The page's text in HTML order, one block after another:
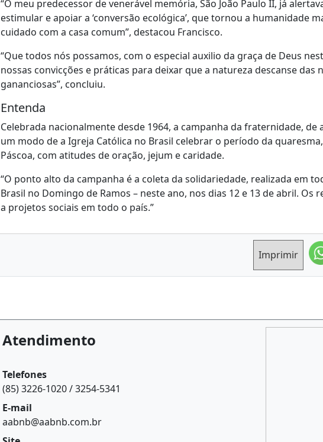
“O meu predecessor de venerável memória, São João Paulo II, já
estimular e apoiar a ‘conversão ecológica’, que tornou a humanidade
cuidado com a casa comum”, destacou Francisco.
“Que todos nós possamos, com o especial auxilio da graça de Deus
nossas convicções e práticas para deixar que a natureza descanse das
gananciosas”, concluiu.
Entenda
Celebrada nacionalmente desde 1964, a campanha da fraternidade, de
um modo de a Igreja Católica no Brasil celebrar o período da
Páscoa, com atitudes de oração, jejum e caridade.
“O ponto alto da campanha é a coleta da solidariedade, realizada em
Brasil no Domingo de Ramos – neste ano, nos dias 12 e 13 de abril. Os
a projetos sociais em todo o país.”
Imprimir
Atendimento
Telefones
(85) 3226-1020 / 3254-5341
E-mail
aabnb@aabnb.com.br